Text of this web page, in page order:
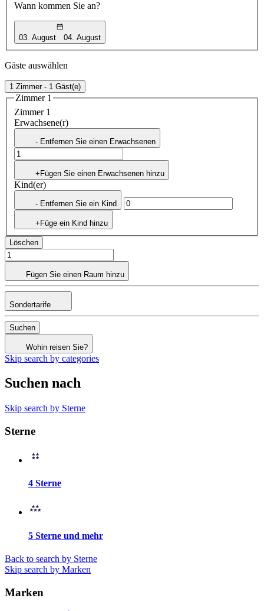
Wann kommen Sie an?
03. August 04. August
Gäste auswählen
1 Zimmer - 1 Gäst(e)
Zimmer 1
Zimmer 1
Erwachsene(r)
- Entfernen Sie einen Erwachsenen
+Fügen Sie einen Erwachsenen hinzu
Kind(er)
- Entfernen Sie ein Kind
+Füge ein Kind hinzu
Löschen
Fügen Sie einen Raum hinzu
Sondertarife
Suchen
Wohin reisen Sie?
Skip search by categories
Suchen nach
Skip search by Sterne
Sterne
4 Sterne
5 Sterne und mehr
Back to search by Sterne
Skip search by Marken
Marken